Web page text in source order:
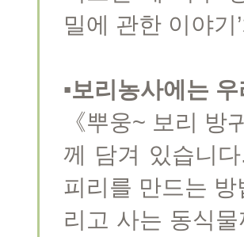
밀에 관한 이야
▪보리농사에는
《뿌웅~ 보리
께 담겨 있습니
피리를 만드는
리고 사는 동식